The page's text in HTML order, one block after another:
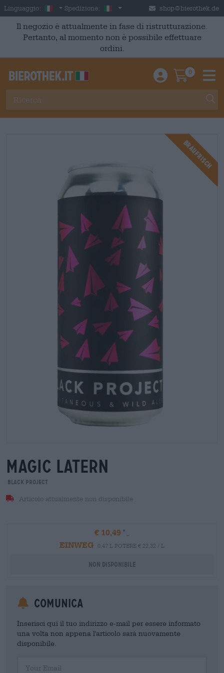
Skip to main content
Linguaggio: Italian
Spedizione: Italia shop@bierothek.de
Il negozio è attualmente in fase di ristrutturazione.
Pertanto, al momento non è possibile effettuare
ordini.
Einloggen /
0
Braufrisch
magic latern
Black Project
Articolo attualmente non disponibile
€ 10,49
EINWEG
0,47 L POTERE € 22,32 / L
Non disponibile
Comunica
Inserisci qui il tuo indirizzo e-mail per essere informato
una volta non appena l'articolo sarà nuovamente
disponibile.